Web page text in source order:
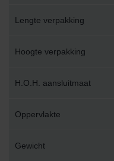
Lengte verpakking
Hoogte verpakking
H.O.H. aansluitmaat
Oppervlakte
Gewicht